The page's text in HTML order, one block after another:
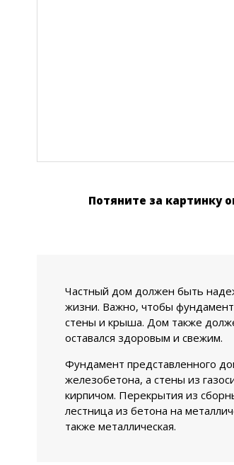
Потяните за картинку
Частный дом должен быть
жизни. Важно, чтобы
стены и крыша. Дом также
оставался здоровым и свежим.
Фундамент представленного
железобетона, а стены из
кирпичом. Перекрытия из
лестница из бетона на
также металлическая.